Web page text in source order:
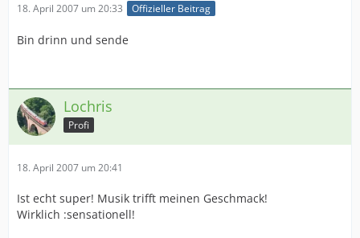
18. April 2007 um 20:33 Offizieller Beitrag
Bin drinn und sende
Lochris
Profi
18. April 2007 um 20:41
Ist echt super! Musik trifft meinen Geschmack!
Wirklich :sensationell!